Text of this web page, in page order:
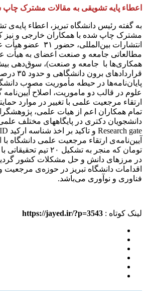
اعطاء پایه‌ تشویقی به مقالات مشترک
به ‌گفته‌ رئیس دانشگاه تبریز، اعطاء پایه‌ی
مشترک چاپ شده با همکاران خارجی و
انتشارات بین‌المللی،
مطالعاتی جامعه و صنعت اعضای به هیأت
قراردادهای
پایان‌نامه‌ها در حیطه‌ مأموریت مصوب
علوم در قالب دو ماموریت، اصلاح
ارتقاء مرجعیت علمی با تغییر در موارد
تمام همکاران اعم از هیات علمی،
تومان که منجر به تشکیل
در مرزهای دانش و حل مشکلات کشور
اقدامات دانشگاه تبریز در حوزه‌ی مرجعیت
فناوری و نوآوری می‌باشد.
لینک کوتاه : https://jayed.ir/?p=3543